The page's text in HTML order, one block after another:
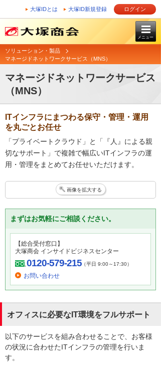
大塚IDとは 大塚ID新規登録 ログイン
メニュー
ソリューション・製品
マネージドネットワークサービス（MNS）
マネージドネットワークサービス
（MNS）
ITインフラにまつわる保守・管理・運用
を丸ごとお任せ
「プライベートクラウド」と「『人』による親
切なサポート」で複雑で幅広いITインフラの運
用・管理をまとめてお任せいただけます。
画像を拡大する
まずはお気軽にご相談ください。
【総合受付窓口】
大塚商会 インサイドビジネスセンター
0120-579-215（平日 9:00～17:30）
お問い合わせ
オフィスに必要なIT環境をフルサポート
以下のサービスを組み合わせることで、お客様
の状況に合わせたITインフラの管理を行いま
す。